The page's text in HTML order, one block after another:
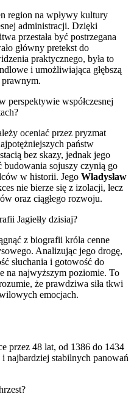
region na wpływy kultury
administracji. Dzięki
przestała być postrzegana
główny pretekst do
praktycznego, była to
i umożliwiająca głębszą
prawnym.
perspektywie współczesnej
oceniać przez pryzmat
państw
bez skazy, jednak jego
budowania sojuszy czynią go
w historii. Jego Władysław
nie bierze się z izolacji, lecz
oraz ciągłego rozwoju.
Jagiełły dzisiaj?
z biografii króla cenne
Analizując jego drogę,
słuchania i gotowość do
na najwyższym poziomie. To
że prawdziwa siła tkwi
emocjach.
przez 48 lat, od 1386 do 1434
najbardziej stabilnych panowań